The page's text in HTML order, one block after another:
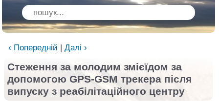
‹ Попередній | Далі ›
Стеження за молодим змієїдом за
допомогою GPS-GSM трекера після
випуску з реабілітаційного центру